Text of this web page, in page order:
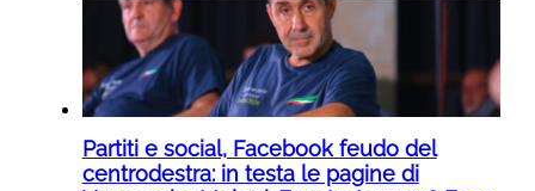
Partiti e social, Facebook feudo del
centrodestra: in testa le pagine di